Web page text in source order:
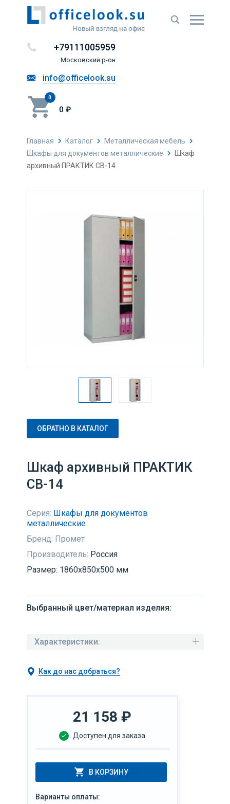
Новый взгляд на офис
+79111005959
Московский р-он
info@officelook.su
0
0 ₽
Главная Каталог
Металлическая мебель
Шкафы для документов металлические
Шкаф
архивный ПРАКТИК СВ-14
ОБРАТНО В КАТАЛОГ
Шкаф архивный ПРАКТИК
СВ-14
Серия: Шкафы для документов
металлические
Бренд: Промет
Производитель: Россия
Размер: 1860x850x500 мм
Выбранный цвет/материал изделия:
Характеристики:
Как до нас добраться?
21 158 ₽
Доступен для заказа
В КОРЗИНУ
Варианты оплаты: